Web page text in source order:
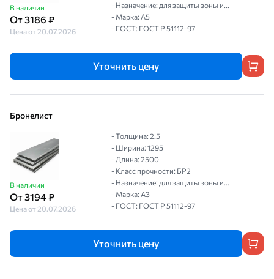
В наличии
От 3186 ₽
Цена от 20.07.2026
- Назначение: для защиты зоны и...
- Марка: А5
- ГОСТ: ГОСТ P 51112-97
Уточнить цену
Бронелист
В наличии
От 3194 ₽
Цена от 20.07.2026
- Толщина: 2.5
- Ширина: 1295
- Длина: 2500
- Класс прочности: БР2
- Назначение: для защиты зоны и...
- Марка: А3
- ГОСТ: ГОСТ P 51112-97
Уточнить цену